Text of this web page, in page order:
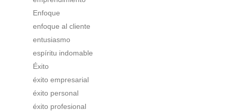
Enfoque
enfoque al cliente
entusiasmo
espíritu indomable
Éxito
éxito empresarial
éxito personal
éxito profesional